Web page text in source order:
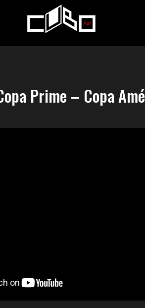
Prime – Copa